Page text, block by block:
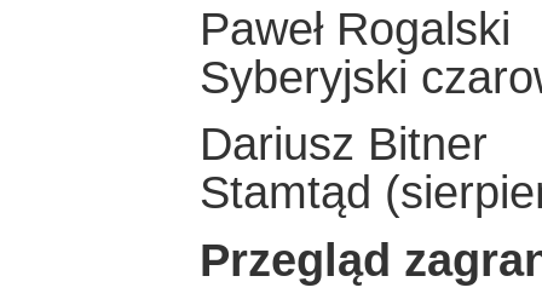
Paweł Rogalski
Syberyjski
Dariusz Bitner
Stamtąd
Przegląd